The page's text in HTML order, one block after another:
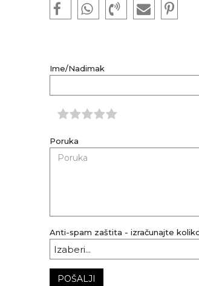
Ime/Nadimak
Poruka
Anti-spam zaštita - izračunajte
POŠALJI